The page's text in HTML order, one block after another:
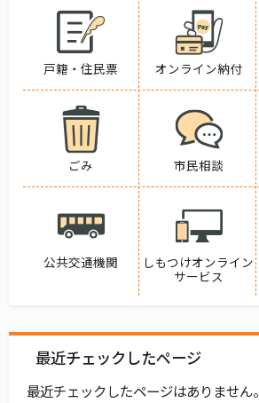
戸籍・住民票 オンライン納付
ごみ 市民相談
公共交通機関
しもつけオンライン
サービス
最近チェックしたページ
最近チェックしたページはありません。